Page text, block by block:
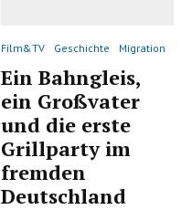
Film&TV Geschichte Migration
Ein Bahngleis,
ein Großvater
und die erste
Grillparty im
fremden
Deutschland